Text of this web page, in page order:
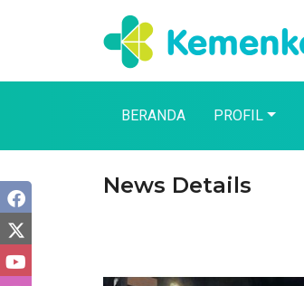
BERANDA PROFIL
News Details